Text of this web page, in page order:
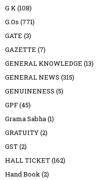
G K(108)
G.Os (771)
GATE (3)
GAZETTE (7)
GENERAL KNOWLEDGE (13)
GENERAL NEWS (315)
GENUINENESS (5)
GPF(45)
Grama Sabha(1)
GRATUITY(2)
GST(2)
HALL TICKET(162)
Hand Book(2)